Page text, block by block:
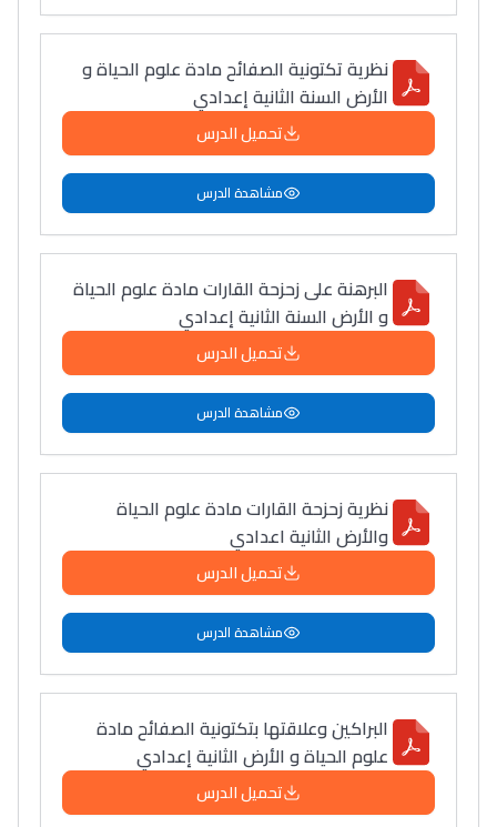
نظرية تكتونية الصفائح مادة علوم الحياة و
الأرض السنة الثانية إعدادي
تحميل الدرس
مشاهدة الدرس
البرهنة على زحزحة القارات مادة علوم الحياة
و الأرض السنة الثانية إعدادي
تحميل الدرس
مشاهدة الدرس
نظرية زحزحة القارات مادة علوم الحياة
والأرض الثانية اعدادي
تحميل الدرس
مشاهدة الدرس
البراكين وعلاقتها بتكتونية الصفائح مادة
علوم الحياة و الأرض الثانية إعدادي
تحميل الدرس